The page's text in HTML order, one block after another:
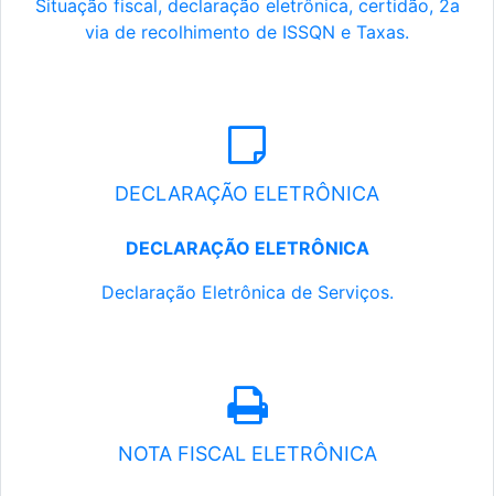
Situação fiscal, declaração eletrônica, certidão, 2a
via de recolhimento de ISSQN e Taxas.
DECLARAÇÃO ELETRÔNICA
DECLARAÇÃO ELETRÔNICA
Declaração Eletrônica de Serviços.
NOTA FISCAL ELETRÔNICA